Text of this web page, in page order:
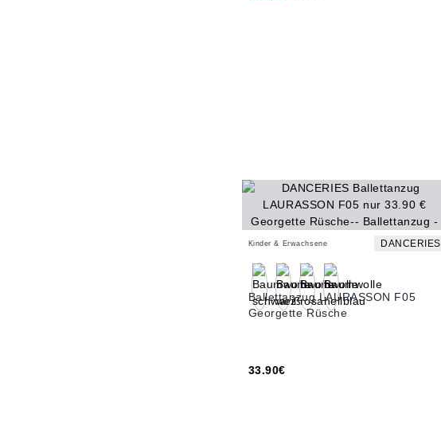
Kinder & Erwachsene DANCERIES
Ballettanzug LAURASSON F05
Georgette Rüsche
33.90€